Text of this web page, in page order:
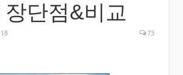
단점&비교
73